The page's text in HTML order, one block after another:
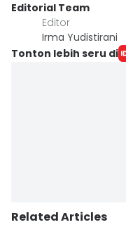
Editorial Team
Editor
Irma Yudistirani
Tonton lebih seru di
Related Articles